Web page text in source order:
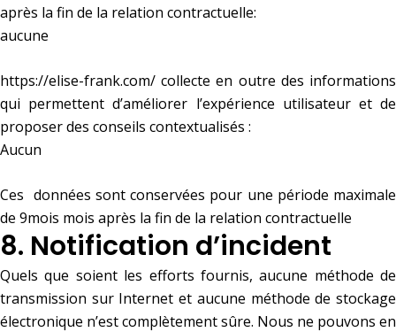
après la fin de la relation contractuelle:
aucune
https://elise-frank.com/ collecte en outre des informations
qui permettent d’améliorer l’expérience utilisateur et de
proposer des conseils contextualisés :
Aucun
Ces données sont conservées pour une période maximale
de 9mois mois après la fin de la relation contractuelle
8. Notification d’incident
Quels que soient les efforts fournis, aucune méthode de
transmission sur Internet et aucune méthode de stockage
électronique n’est complètement sûre. Nous ne pouvons en